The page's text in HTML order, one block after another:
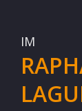
IM